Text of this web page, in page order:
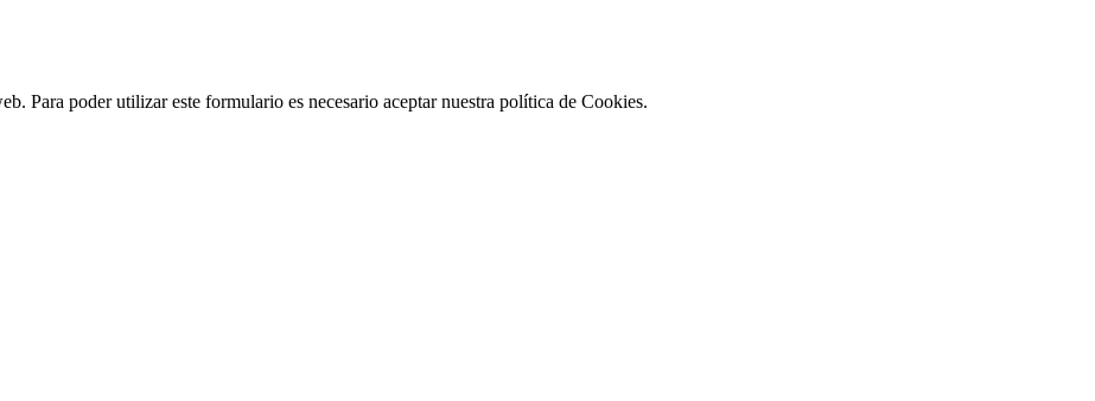
Para poder utilizar este formulario es necesario aceptar nuestra política de Cookies.